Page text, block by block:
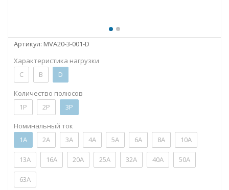
Артикул: MVA20-3-001-D
Характеристика нагрузки
C
B D
Количество полюсов
1P
2P 3P
Номинальный ток
1А
2А 3А 4А 5А 6А 8А 10А
13А 16А 20А 25А 32А 40А 50А
63А